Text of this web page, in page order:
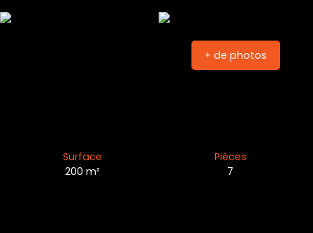
+ de photos
Surface
200m²
Pièces
7